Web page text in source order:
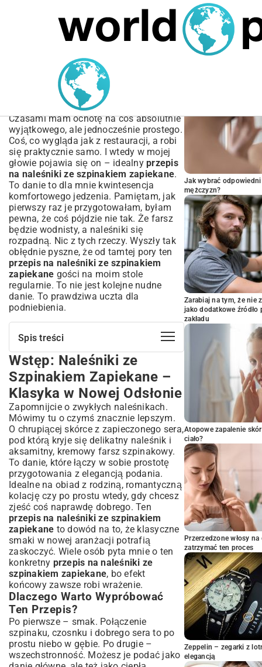
MARIUSZ ŁAMAGA 05.10.2025
Przepis na Naleśniki ze
Szpinakiem Zapiekane |
Sekret Idealnego Farszu
Czasami mam ochotę na coś absolutnie
wyjątkowego, ale jednocześnie prostego.
Coś, co wygląda jak z restauracji, a robi
się praktycznie samo. I wtedy w mojej
głowie pojawia się on – idealny przepis
na naleśniki ze szpinakiem zapiekane.
To danie to dla mnie kwintesencja
komfortowego jedzenia. Pamiętam, jak
pierwszy raz je przygotowałam, byłam
pewna, że coś pójdzie nie tak. Że farsz
będzie wodnisty, a naleśniki się
rozpadną. Nic z tych rzeczy. Wyszły tak
obłędnie pyszne, że od tamtej pory ten
przepis na naleśniki ze szpinakiem
zapiekane gości na moim stole
regularnie. To nie jest kolejne nudne
danie. To prawdziwa uczta dla
podniebienia.
Spis treści
Wstęp: Naleśniki ze Szpinakiem
Zapiekane – Klasyka w Nowej Odsłonie
Dlaczego Warto Wypróbować Ten Przepis?
Sekrety Idealnego Ciasta Naleśnikowego
na Słono
Składniki na Elastyczne Ciasto
Proporcje i Konsystencja: Jak Uzyskać
Perfekcję?
Smażenie Naleśników: Triki i Porady
Przygotowanie Aromatycznego Farszu
Szpinakowego
Wybór Najlepszego Szpinaku (Świeży czy
Mrożony?)
Niezbędne Składniki do Farszu
Krok po Kroku: Jak Zrobić Kremowy Farsz?
Sztuka Komponowania i Zapiekania
Naleśników
Nadziewanie i Rolowanie Naleśników:
Praktyczny Poradnik
Jaki Sos lub Ser Wybrać do Zapiekania?
Optymalna Temperatura i Czas Pieczenia
Wariacje i Alternatywy: Personalizuj
Swój Obiad
Naleśniki ze Szpinakiem i Serem Feta
Wersja z Dodatkiem Mięsa (np. Kurczak)
Wstęp: Naleśniki ze
Szpinakiem Zapiekane –
Klasyka w Nowej Odsłonie
Zapomnijcie o zwykłych naleśnikach.
Mówimy tu o czymś znacznie lepszym.
O chrupiącej skórce z zapieczonego sera,
pod którą kryje się delikatny naleśnik i
aksamitny, kremowy farsz szpinakowy.
To danie, które łączy w sobie prostotę
przygotowania z elegancją podania.
Idealne na obiad z rodziną, romantyczną
kolację czy po prostu wtedy, gdy chcesz
zjeść coś naprawdę dobrego. Ten
przepis na naleśniki ze szpinakiem
zapiekane to dowód na to, że klasyczne
smaki w nowej aranżacji potrafią
zaskoczyć. Wiele osób pyta mnie o ten
konkretny przepis na naleśniki ze
szpinakiem zapiekane, bo efekt
końcowy zawsze robi wrażenie.
Dlaczego Warto Wypróbować
Ten Przepis?
Po pierwsze – smak. Połączenie
szpinaku, czosnku i dobrego sera to po
prostu niebo w gębie. Po drugie –
wszechstronność. Możesz je podać jako
Jak wybrać
mężczyzn?
Zarabiaj na tym, że nie
jako dodatkowe
zakładu
Atopowe zapalenie
ciało?
Przerzedzone włosy
zatrzymać ten proces
Zeppelin – zegarki z
elegancją